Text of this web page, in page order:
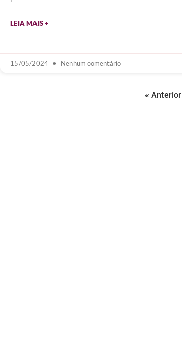
LEIA MAIS +
15/05/2024 Nenhum comentário
« Anterior